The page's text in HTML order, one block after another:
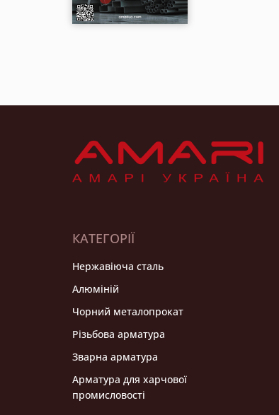
КАТЕГОРІЇ
Нержавіюча сталь
Алюміній
Чорний металопрокат
Різьбова арматура
Зварна арматура
Арматура для харчової
промисловості